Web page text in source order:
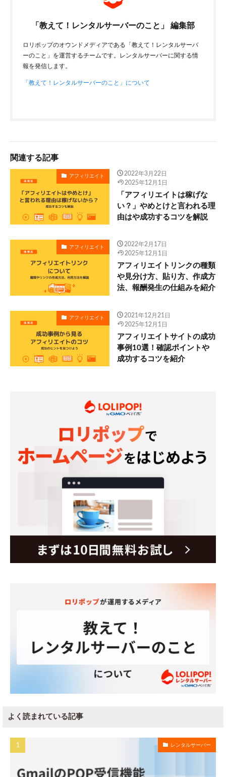
「教えて！レンタルサーバーのこと」 編集部
ロリポップのオウンドメディアである「教えて！レンタルサーバ
ーのこと」を運営するチームです。レンタルサーバーに関する情
報を発信します。
「教えて！レンタルサーバーのこと」について
関連する記事
アフィリエイト
2022年3月22日
2025年12月1日
「アフィリエイトは稼げな
い？」やめとけと言われる理
由はや成功するコツを解説
アフィリエイト
2022年2月17日
2025年12月1日
アフィリエイトリンクの種類
や見分け方、貼り方、作成方
法、報酬発生の仕組みを紹介
アフィリエイト
2021年12月21日
2025年12月1日
アフィリエイトサイトの成功
事例10選！確認ポイントや
成功するコツを紹介
よく読まれている記事
レンタルサーバー